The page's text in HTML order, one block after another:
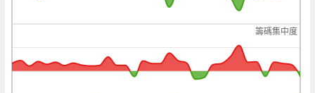
籌碼集中度